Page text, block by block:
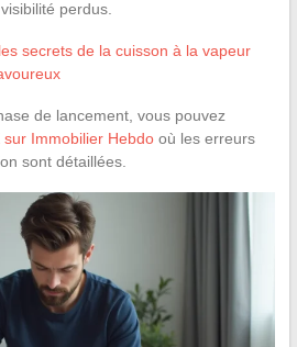
perdus.
secrets de la cuisson à la vapeur
de lancement, vous pouvez
Immobilier Hebdooù les erreurs
sont détaillées.